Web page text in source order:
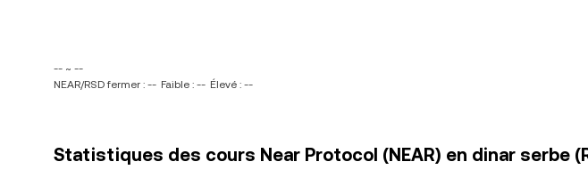
-- ~ --
NEAR/RSD fermer : -- Faible : -- Élevé : --
Statistiques des cours Near Protocol (NEAR) en dinar serbe